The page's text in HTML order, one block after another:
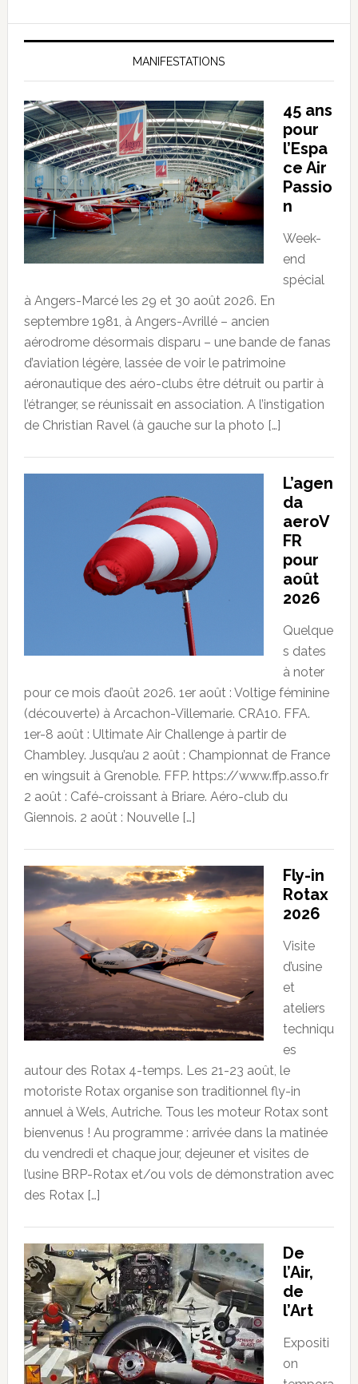
MANIFESTATIONS
45 ans
pour
l’Espa
ce Air
Passio
n
Week-
end
spécial
à Angers-Marcé les 29 et 30 août 2026. En
septembre 1981, à Angers-Avrillé – ancien
aérodrome désormais disparu – une bande de fanas
d’aviation légère, lassée de voir le patrimoine
aéronautique des aéro-clubs être détruit ou partir à
l’étranger, se réunissait en association. A l’instigation
de Christian Ravel (à gauche sur la photo […]
L’agen
da
aeroV
FR
pour
août
2026
Quelque
s dates
à noter
pour ce mois d’août 2026. 1er août : Voltige féminine
(découverte) à Arcachon-Villemarie. CRA10. FFA.
1er-8 août : Ultimate Air Challenge à partir de
Chambley. Jusqu’au 2 août : Championnat de France
en wingsuit à Grenoble. FFP. https://www.ffp.asso.fr
2 août : Café-croissant à Briare. Aéro-club du
Giennois. 2 août : Nouvelle […]
Fly-in
Rotax
2026
Visite
d’usine
et
ateliers
techniqu
es
autour des Rotax 4-temps. Les 21-23 août, le
motoriste Rotax organise son traditionnel fly-in
annuel à Wels, Autriche. Tous les moteur Rotax sont
bienvenus ! Au programme : arrivée dans la matinée
du vendredi et chaque jour, dejeuner et visites de
l’usine BRP-Rotax et/ou vols de démonstration avec
des Rotax […]
De
l’Air,
de
l’Art
Expositi
on